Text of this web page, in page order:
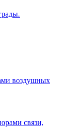
воздушных
связи,